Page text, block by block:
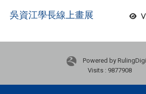
吳資江學長線上畫展
Powered by
Visits : 9877908